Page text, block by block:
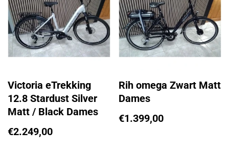
Victoria eTrekking
12.8 Stardust Silver
Matt / Black Dames
€2.249,00
Rih omega Zwart Matt
Dames
€1.399,00